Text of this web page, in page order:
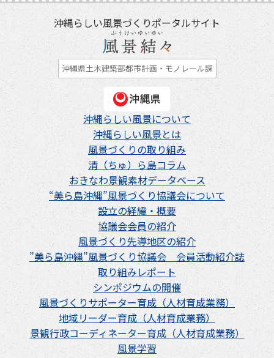
沖縄らしい風景づくりポータルサイト
沖縄県土木建築部都市計画・モノレール課
沖縄らしい風景について
沖縄らしい風景とは
風景づくりの取り組み
清（ちゅ）ら島コラム
おきなわ景観素材データベース
“美ら島沖縄”風景づくり協議会について
設立の経緯・概要
協議会会員の紹介
風景づくり先導地区の紹介
”美ら島沖縄”風景づくり協議会 会員活動紹介誌
取り組みレポート
シンポジウムの開催
風景づくりサポーター育成（人材育成業務）
地域リーダー育成（人材育成業務）
景観行政コーディネーター育成（人材育成業務）
風景学習